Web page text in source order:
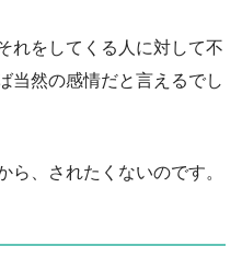
れをしてくる人に対して不
当然の感情だと言えるでし
ら、されたくないのです。